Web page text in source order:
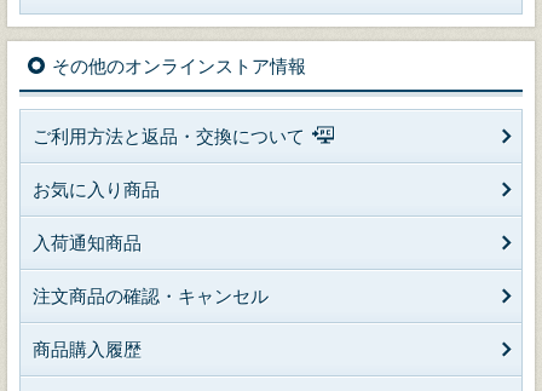
その他のオンラインストア情報
ご利用方法と返品・交換について
お気に入り商品
入荷通知商品
注文商品の確認・キャンセル
商品購入履歴